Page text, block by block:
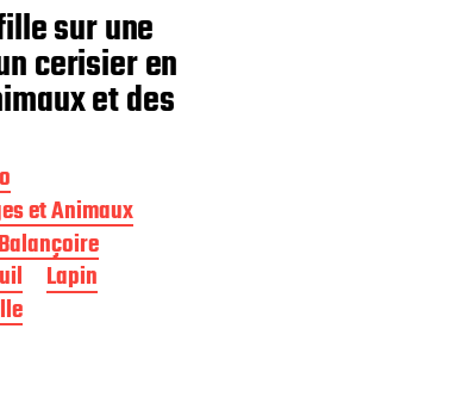
sur une
cerisier en
et des
et Animaux
Balançoire
Lapin